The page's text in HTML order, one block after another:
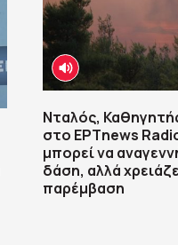
Νταλός,
στο ΕΡΤnews
μπορεί να
δάση, αλλά
παρέμβαση